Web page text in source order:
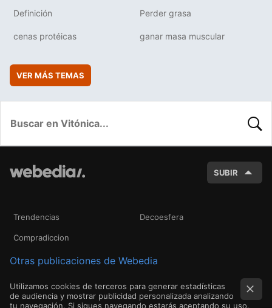
Definición Perder grasa
cenas protéicas ganar masa muscular
VER MÁS TEMAS
SUBIR
Trendencias Decoesfera
Compradiccion
Otras publicaciones de Webedia
Utilizamos cookies de terceros para generar estadísticas
de audiencia y mostrar publicidad personalizada analizando
tu navegación. Si sigues navegando estarás aceptando su uso.